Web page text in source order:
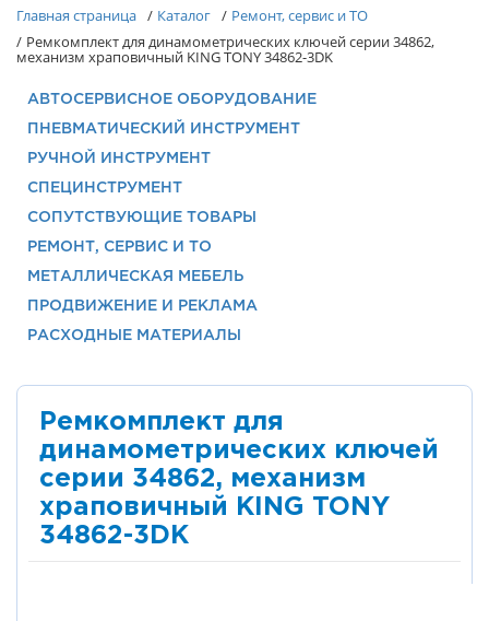
Главная страница / Каталог / Ремонт, сервис и ТО
/ Ремкомплект для динамометрических ключей серии 34862,
механизм храповичный KING TONY 34862-3DK
АВТОСЕРВИСНОЕ ОБОРУДОВАНИЕ
ПНЕВМАТИЧЕСКИЙ ИНСТРУМЕНТ
РУЧНОЙ ИНСТРУМЕНТ
СПЕЦИНСТРУМЕНТ
СОПУТСТВУЮЩИЕ ТОВАРЫ
РЕМОНТ, СЕРВИС И ТО
МЕТАЛЛИЧЕСКАЯ МЕБЕЛЬ
ПРОДВИЖЕНИЕ И РЕКЛАМА
РАСХОДНЫЕ МАТЕРИАЛЫ
Ремкомплект для
динамометрических ключей
серии 34862, механизм
храповичный KING TONY
34862-3DK